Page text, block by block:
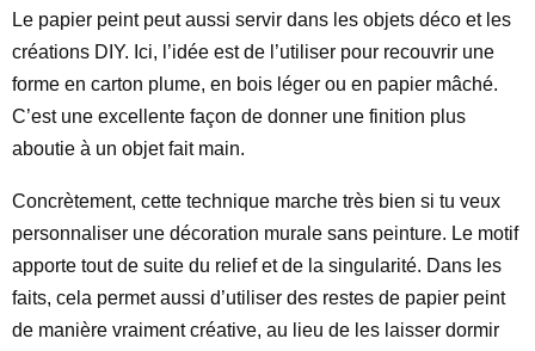
Le papier peint peut aussi servir dans les objets déco et les
créations DIY. Ici, l’idée est de l’utiliser pour recouvrir une
forme en carton plume, en bois léger ou en papier mâché.
C’est une excellente façon de donner une finition plus
aboutie à un objet fait main.
Concrètement, cette technique marche très bien si tu veux
personnaliser une décoration murale sans peinture. Le motif
apporte tout de suite du relief et de la singularité. Dans les
faits, cela permet aussi d’utiliser des restes de papier peint
de manière vraiment créative, au lieu de les laisser dormir